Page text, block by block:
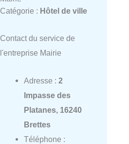
Catégorie : Hôtel de ville
Contact du service de
l'entreprise Mairie
Adresse : 2
Impasse des
Platanes, 16240
Brettes
Téléphone :